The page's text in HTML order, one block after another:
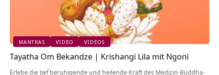
MANTRAS VIDEO VIDEOS
Tayatha Om Bekandze | Krishangi Lila mit Ngoni
Erlebe die tief beruhigende und heilende Kraft des Medizin-Buddha-